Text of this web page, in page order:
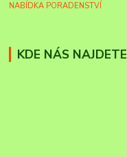
NABÍDKA PORADENSTVÍ
KDE NÁS NAJDETE